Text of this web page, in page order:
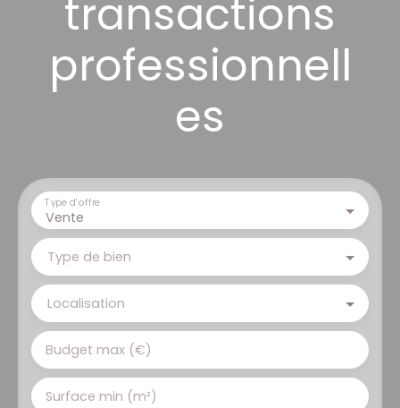
transactions
professionnell
es
Vente
Type d'offre
Type de bien
Localisation
Budget max (€)
Surface min (m²)